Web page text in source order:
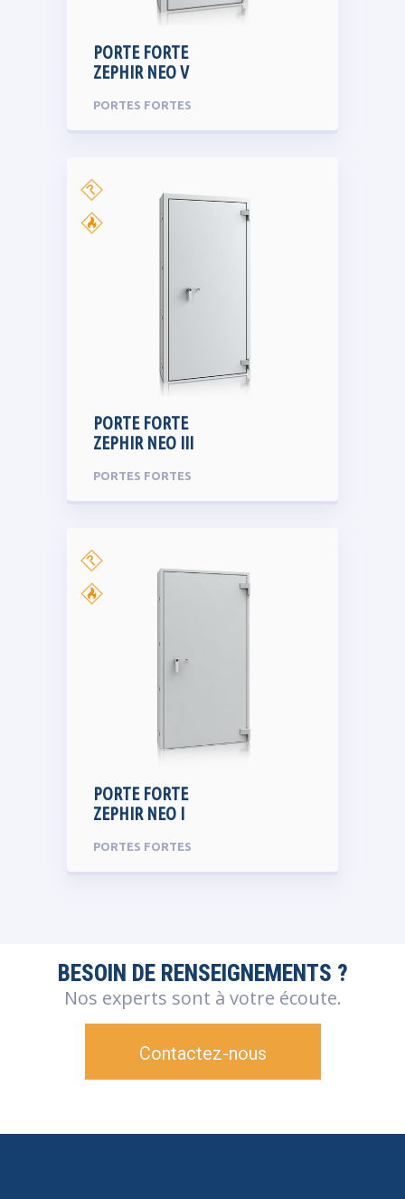
PORTE FORTE
ZEPHIR NEO V
PORTES FORTES
PORTE FORTE
ZEPHIR NEO III
PORTES FORTES
PORTE FORTE
ZEPHIR NEO I
PORTES FORTES
BESOIN DE RENSEIGNEMENTS ?
Nos experts sont à votre écoute.
Contactez-nous